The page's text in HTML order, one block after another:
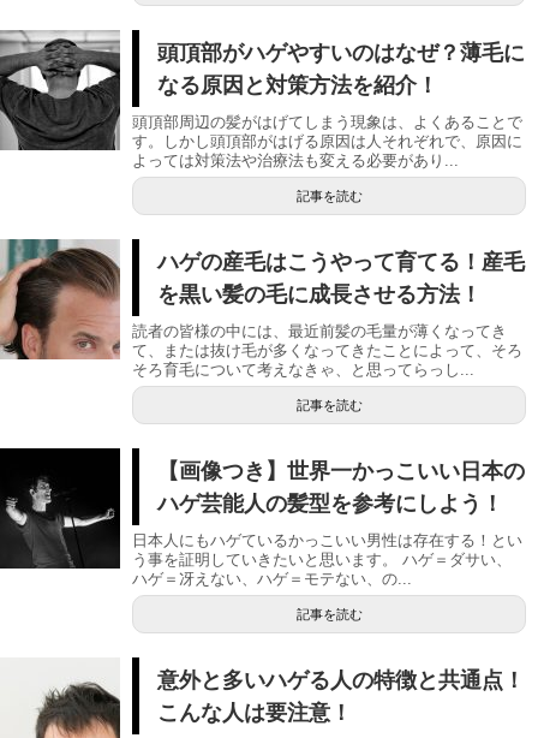
頭頂部がハゲやすいのはなぜ？薄毛に
なる原因と対策方法を紹介！
頭頂部周辺の髪がはげてしまう現象は、よくあることで
す。しかし頭頂部がはげる原因は人それぞれで、原因に
よっては対策法や治療法も変える必要があり...
記事を読む
ハゲの産毛はこうやって育てる！産毛
を黒い髪の毛に成長させる方法！
読者の皆様の中には、最近前髪の毛量が薄くなってき
て、または抜け毛が多くなってきたことによって、そろ
そろ育毛について考えなきゃ、と思ってらっし...
記事を読む
【画像つき】世界一かっこいい日本の
ハゲ芸能人の髪型を参考にしよう！
日本人にもハゲているかっこいい男性は存在する！とい
う事を証明していきたいと思います。 ハゲ＝ダサい、
ハゲ＝冴えない、ハゲ＝モテない、の...
記事を読む
意外と多いハゲる人の特徴と共通点！
こんな人は要注意！